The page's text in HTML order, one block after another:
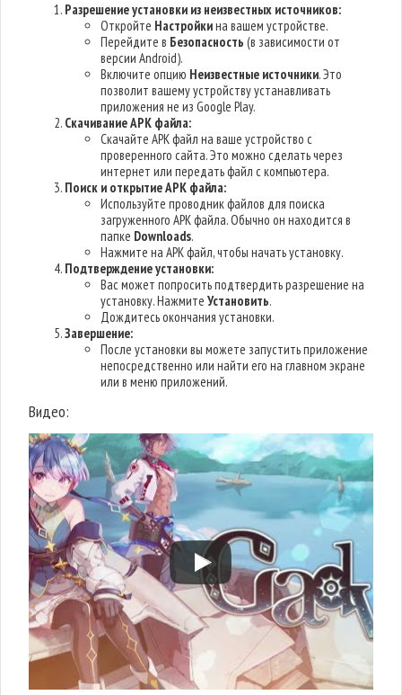
Разрешение установки из неизвестных источников:
Откройте Настройкина вашем устройстве.
Перейдите в Безопасность (в зависимости от
версии Android).
Включите опцию Неизвестные источники. Это
позволит вашему устройству устанавливать
приложения не из Google Play.
Скачивание APK файла:
Скачайте APK файл на ваше устройство с
проверенного сайта. Это можно сделать через
интернет или передать файл с компьютера.
Поиск и открытие APK файла:
Используйте проводник файлов для поиска
загруженного APK файла. Обычно он находится в
папке Downloads.
Нажмите на APK файл, чтобы начать установку.
Подтверждение установки:
Вас может попросить подтвердить разрешение на
установку. НажмитеУстановить.
Дождитесь окончания установки.
Завершение:
После установки вы можете запустить приложение
непосредственно или найти его на главном экране
или в меню приложений.
Видео: